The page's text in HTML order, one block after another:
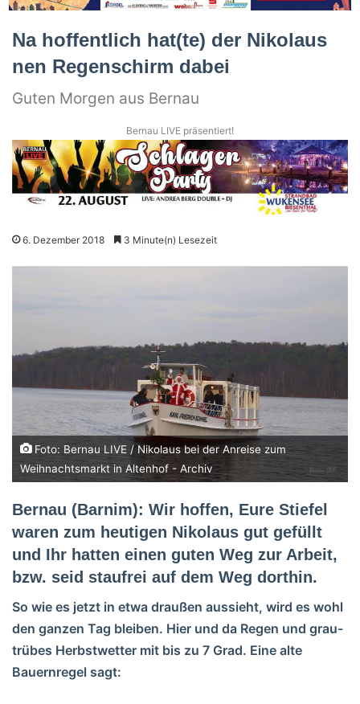
Na hoffentlich hat(te) der Nikolaus
nen Regenschirm dabei
Guten Morgen aus Bernau
Bernau LIVE präsentiert!
6. Dezember 2018 3 Minute(n) Lesezeit
Foto: Bernau LIVE / Nikolaus bei der Anreise zum
Weihnachtsmarkt in Altenhof - Archiv
Bernau (Barnim): Wir hoffen, Eure Stiefel
waren zum heutigen Nikolaus gut gefüllt
und Ihr hatten einen guten Weg zur Arbeit,
bzw. seid staufrei auf dem Weg dorthin.
So wie es jetzt in etwa draußen aussieht, wird es wohl
den ganzen Tag bleiben. Hier und da Regen und grau-
trübes Herbstwetter mit bis zu 7 Grad. Eine alte
Bauernregel sagt: